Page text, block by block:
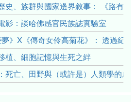
史、族群與國家邊界敘事： 《路有
影：談哈佛感官民族誌實驗室
夢》X《傳奇女伶高菊花》： 透過紀
植、細胞記憶與生死之絆
死亡、田野與（或許是）人類學的成